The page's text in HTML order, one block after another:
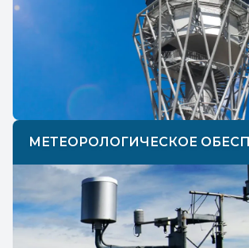
МЕТЕОРОЛОГИЧЕСКОЕ